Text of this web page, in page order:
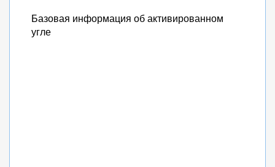
Базовая информация об активированном
угле